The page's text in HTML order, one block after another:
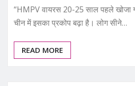
“HMPV वायरस 20-25 साल पहले खोजा
चीन में इसका प्रकोप बढ़ा है। लोग सीने…
READ MORE